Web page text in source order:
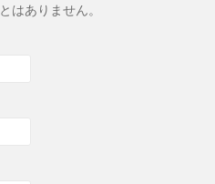
はありません。